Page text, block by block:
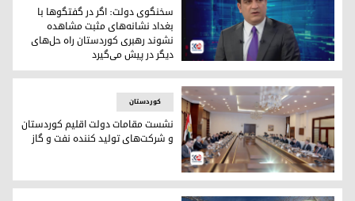
پیشوا هورامانی، سخنگوی دولت اقلیم کوردستان
سخنگوی دولت: اگر در گفتگوها با
بغداد نشانه‌های مثبت مشاهده
نشوند رهبری کوردستان راه‌ حل‌های
دیگر در پیش می‌گیرد
گفتگوهای مقامات دولت اقلیم کوردستان و شرکت‌های تولید
کوردستان
نشست مقامات دولت اقلیم کوردستان
و شرکت‌های تولید کننده نفت و گاز